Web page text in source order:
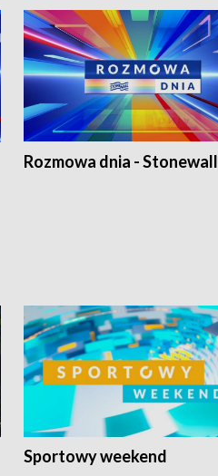
Rozmowa dnia - Stonewall
Sportowy weekend